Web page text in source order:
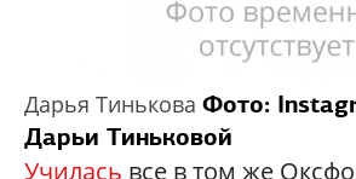
Дарья Тинькова Фото:
Дарьи Тиньковой
Училась все в том же